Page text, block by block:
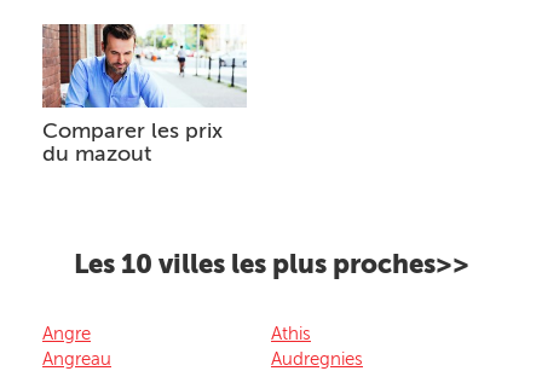
Comparer les prix
du mazout
Les 10 villes les plus proches>>
Angre
Angreau
Athis
Audregnies